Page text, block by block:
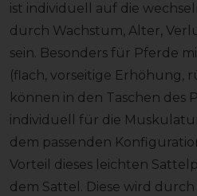
ist individuell auf die
durch Wachstum, Alter,
sein. Besonders für Pferde
(flach, vorseitige Erhöhung,
können in den Taschen des
individuell für die
dem passenden
Vorteil dieses leichten
dem Sattel. Diese wird